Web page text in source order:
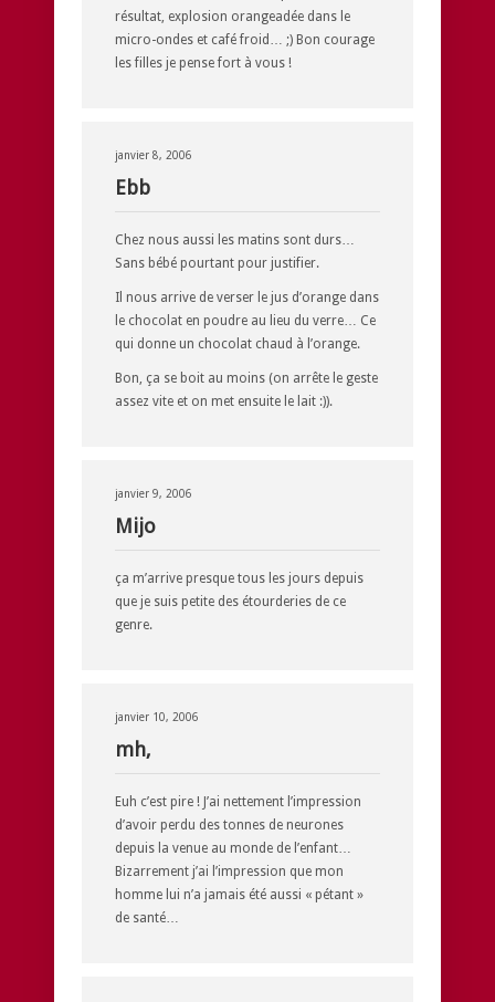
résultat, explosion orangeadée dans le
micro-ondes et café froid… ;) Bon courage
les filles je pense fort à vous !
janvier 8, 2006
Ebb
Chez nous aussi les matins sont durs…
Sans bébé pourtant pour justifier.
Il nous arrive de verser le jus d’orange dans
le chocolat en poudre au lieu du verre… Ce
qui donne un chocolat chaud à l’orange.
Bon, ça se boit au moins (on arrête le geste
assez vite et on met ensuite le lait :)).
janvier 9, 2006
Mijo
ça m’arrive presque tous les jours depuis
que je suis petite des étourderies de ce
genre.
janvier 10, 2006
mh,
Euh c’est pire ! J’ai nettement l’impression
d’avoir perdu des tonnes de neurones
depuis la venue au monde de l’enfant…
Bizarrement j’ai l’impression que mon
homme lui n’a jamais été aussi « pétant »
de santé…